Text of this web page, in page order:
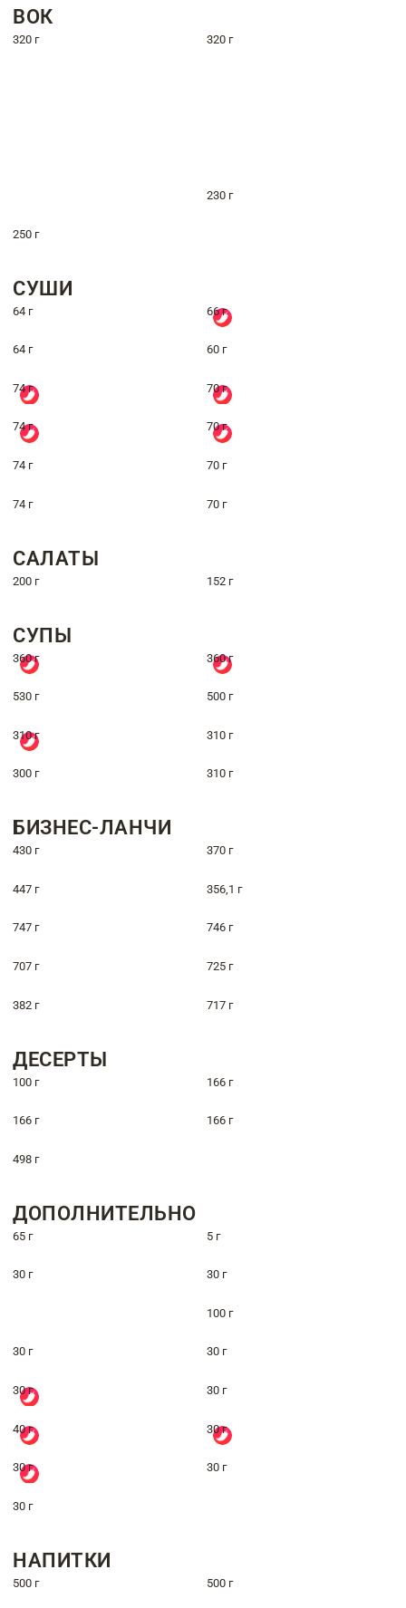
ВОК
320 г 320 г
230 г
250 г
СУШИ
64 г 66 г
64 г 60 г
74 г 70 г
74 г 70 г
74 г 70 г
74 г 70 г
САЛАТЫ
200 г 152 г
СУПЫ
360 г 360 г
530 г 500 г
310 г 310 г
300 г 310 г
БИЗНЕС-ЛАНЧИ
430 г 370 г
447 г 356,1 г
747 г 746 г
707 г 725 г
382 г 717 г
ДЕСЕРТЫ
100 г 166 г
166 г 166 г
498 г
ДОПОЛНИТЕЛЬНО
65 г 5 г
30 г 30 г
100 г
30 г 30 г
30 г 30 г
40 г 30 г
30 г 30 г
30 г
НАПИТКИ
500 г 500 г